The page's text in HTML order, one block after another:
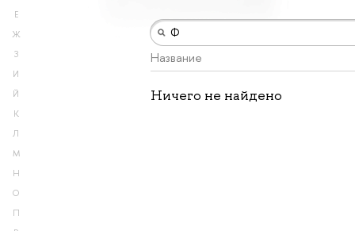
Е
Ж
З
И
Й
К
Л
М
Н
О
П
Название
Ничего не найдено